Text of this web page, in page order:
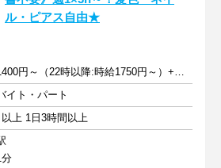
ル・ピアス自由★
時給1400円～（22時以降:時給1750円～）+交通費
イト・パート
上 1日3時間以上